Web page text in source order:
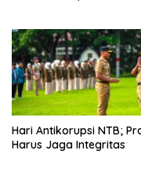
Hari Antikorupsi NTB;
Harus Jaga Integritas